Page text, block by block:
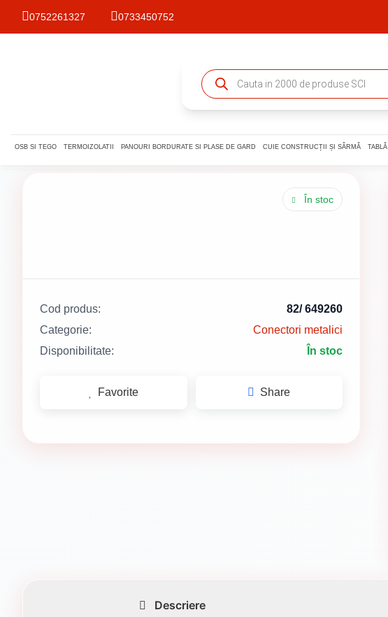
0752261327 0733450752
OSB SI TEGO TERMOIZOLATII PANOURI BORDURATE SI PLASE DE GARD CUIE CONSTRUCȚII ȘI SÂRMĂ TABLĂ
În stoc
Cod produs:
82/ 649260
Categorie:
Conectori metalici
Disponibilitate:
În stoc
Favorite Share
Descriere